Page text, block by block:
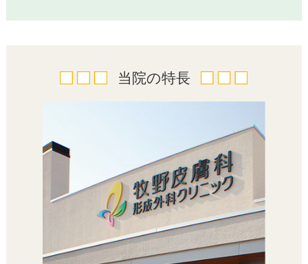
当院の特長